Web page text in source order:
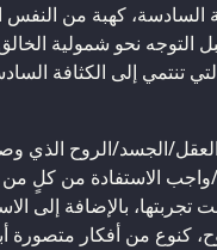
السادسة، كهبة من النفس
التوجه نحو شمولية
تنتمي إلى الكثافة
الجسد/الروح الذي
الاستفادة من كلٍ
تجربتها، بالإضافة إلى
كنوع من أفكار متصورة